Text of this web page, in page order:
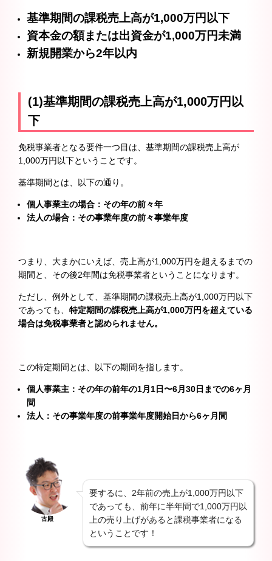
基準期間の課税売上高が1,000万円以下
資本金の額または出資金が1,000万円未満
新規開業から2年以内
(1)基準期間の課税売上高が1,000万円以
下
免税事業者となる要件一つ目は、基準期間の課税売上高が
1,000万円以下ということです。
基準期間とは、以下の通り。
個人事業主の場合：その年の前々年
法人の場合：その事業年度の前々事業年度
つまり、大まかにいえば、売上高が1,000万円を超えるまでの
期間と、その後2年間は免税事業者ということになります。
ただし、例外として、基準期間の課税売上高が1,000万円以下
であっても、 特定期間の課税売上高が1,000万円を超えている
場合は免税事業者と認められません。
この特定期間とは、以下の期間を指します。
個人事業主：その年の前年の1月1日〜6月30日までの6ヶ月
間
法人：その事業年度の前事業年度開始日から6ヶ月間
古殿
要するに、2年前の売上が1,000万円以下
であっても、前年に半年間で1,000万円以
上の売り上げがあると課税事業者になる
ということです！